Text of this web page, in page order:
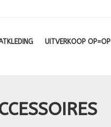
UITVERKOOP OP=OP